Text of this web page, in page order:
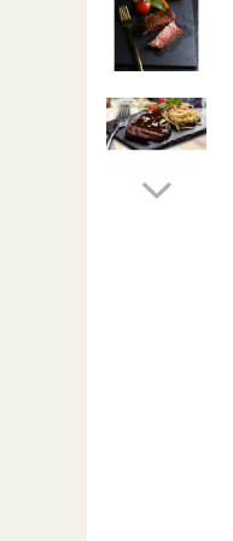
Grătare electrice
Grătare pe cărbuni
UȘI DIN FONTĂ
Uși de cuptor
Uși pentru sobă și șemineu